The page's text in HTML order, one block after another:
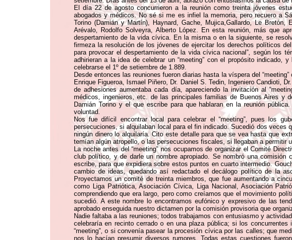
El día 22 de agosto concurrieron a la reunión como treinta jóvenes
abogados y médicos. No sé si me es infiel la memoria, pero recuero a
Torino (Damián y Martín), Haynard, Gache, Mujica,Gallardo, Le
Arévalo, Rodolfo Solveyra, Alberto López. En esta reunión, más que
despertamiento de la vida cívica. En la misma o en la siguiente, se
firmeza la resolución de los jóvenes de ejercitar los derechos políticos
para provocar el despertamiento de la vida cívica nacional”, según los
adhirieran a la idea de celebrar un “meeting” con el propósito indicado,
celebrarse el 1º de setiembre de 1.889.
Desde entonces las reuniones fueron diarias hasta la víspera del
Enrique Figueroa, Ismael Piñero, Dr. Daniel S. Tedin, Ingeniero Candioti,
de adhesiones aumentaba cada día, apareciendo la invitación al
médicos, ingenieros, etc. de las principales familias de Buenos Aires y
Damián Torino y el que escribe para que hablaran en la reunión
voluntad.
Nos fue difícil encontrar local para celebrar el “meeting”, pues los
persecuciones, si alquilaban local para el fin indicado. Sucedió dos
ningún dinero lo alquilaría. Cito este detalle para que se vea hasta que
temían algún atropello, o las persecuciones fiscales, si llegaban a permitir
La noche antes del “meeting” nos ocupamos de organizar el Comité
club político, y de darle un nombre apropiado. Se nombró una
escribe, para que expidiera sobre estos puntos en cuarto intermedio.
cambio de ideas, quedando así redactado el decálogo político de la
Proyectamos un comité de treinta miembros, que fue aumentando a
como Liga Patriótica, Asociación Cívica, Liga Nacional, Asociación
comprendiendo que era largo, pero como creíamos que el movimiento
sucedió. A este nombre lo encontramos eufónico y expresivo de las
aprobado enseguida nuestro dictamen por la comisión provisoria que
Nadie faltaba a las reuniones; todos trabajamos con entusiasmo y
celebraría en recinto cerrado o en una plaza pública; si los
“meeting”, o si convenía pasear la procesión cívica por las calles; que
nos lo hacían presumir diversos rumores. Todas estas cuestiones